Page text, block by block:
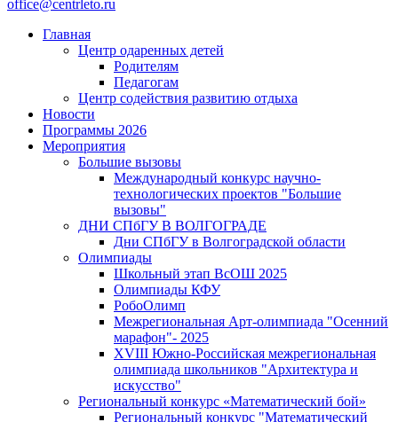
office@centrleto.ru
Главная
Центр одаренных детей
Родителям
Педагогам
Центр содействия развитию отдыха
Новости
Программы 2026
Мероприятия
Большие вызовы
Международный конкурс научно-
технологических проектов "Большие
вызовы"
ДНИ СПбГУ В ВОЛГОГРАДЕ
Дни СПбГУ в Волгоградской области
Олимпиады
Школьный этап ВсОШ 2025
Олимпиады КФУ
РобоОлимп
Межрегиональная Арт-олимпиада "Осенний
марафон"- 2025
XVIII Южно-Российская межрегиональная
олимпиада школьников "Архитектура и
искусство"
Региональный конкурс «Математический бой»
Региональный конкурс "Математический